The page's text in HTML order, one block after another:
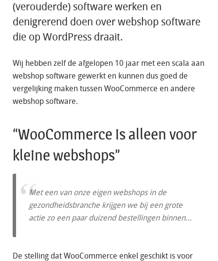
(verouderde) software werken en
denigrerend doen over webshop software
die op WordPress draait.
Wij hebben zelf de afgelopen 10 jaar met een scala aan
webshop software gewerkt en kunnen dus goed de
vergelijking maken tussen WooCommerce en andere
webshop software.
“WooCommerce is alleen voor
kleine webshops”
Met een van onze eigen webshops in de
gezondheidsbranche krijgen we bij een grote
actie zo een paar duizend bestellingen binnen…
De stelling dat WooCommerce enkel geschikt is voor